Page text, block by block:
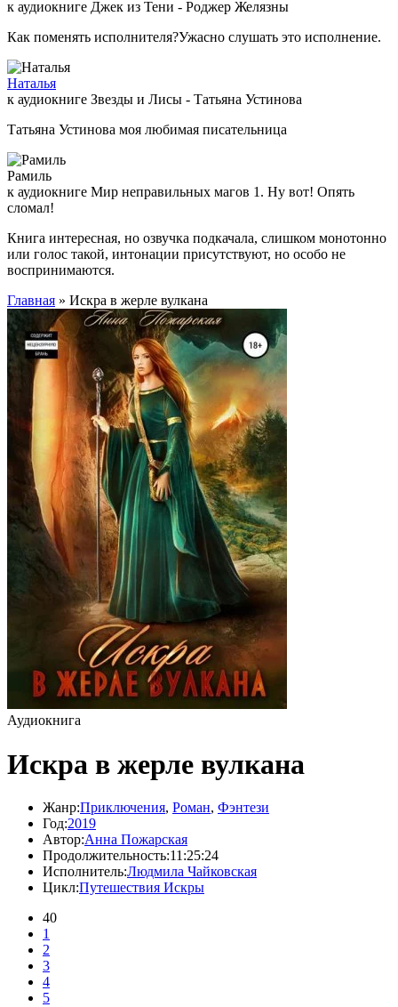
к аудиокниге Джек из Тени - Роджер Желязны
Как поменять исполнителя?Ужасно слушать это исполнение.
Наталья
к аудиокниге Звезды и Лисы - Татьяна Устинова
Татьяна Устинова моя любимая писательница
Рамиль
к аудиокниге Мир неправильных магов 1. Ну вот! Опять
сломал!
Книга интересная, но озвучка подкачала, слишком монотонно
или голос такой, интонации присутствуют, но особо не
воспринимаются.
Главная » Искра в жерле вулкана
Аудиокнига
Искра в жерле вулкана
Жанр:Приключения, Роман, Фэнтези
Год:2019
Автор:Анна Пожарская
Продолжительность:11:25:24
Исполнитель:Людмила Чайковская
Цикл:Путешествия Искры
40
1
2
3
4
5